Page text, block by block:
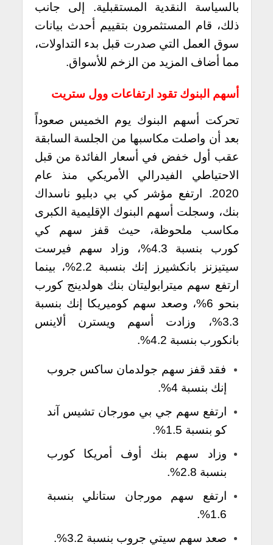
بالسياسة النقدية المستقبلية. إلى جانب
ذلك، قام المستثمرون بتقييم أحدث بيانات
سوق العمل التي صدرت قبل بدء التداولات،
مما أضاف المزيد من الزخم للأسواق.
أسهم البنوك تقود ارتفاعات وول ستريت
تحركت أسهم البنوك يوم الخميس صعوداً
بعد أن واصلت مكاسبها من الجلسة السابقة
عقب أول خفض في أسعار الفائدة من قبل
الاحتياطي الفيدرالي الأمريكي منذ عام
2020.
ارتفع مؤشر كي بي دبليو ناسداك
بنك، وسجلت أسهم البنوك الإقليمية الكبرى
مكاسب ملحوظة، حيث قفز سهم كي
كورب بنسبة 4.3%، وزاد سهم فيرست
سيتيزنز بانكشيرز إنك بنسبة 2.2%، بينما
ارتفع سهم ميترابوليتان بنك هولدينج كورب
بنحو 6%، وصعد سهم كوميريكا إنك بنسبة
3.3%، وزادت أسهم ويسترن ألاينس
بانكورب بنسبة 4.2%.
فقد قفز سهم جولدمان ساكس جروب
إنك بنسبة 4%.
ارتفع سهم جي بي مورجان تشيس آند
كو بنسبة 1.5%.
وزاد سهم بنك أوف أمريكا كورب
بنسبة 2.8%.
ارتفع سهم مورجان ستانلي بنسبة
1.6%.
صعد سهم سيتي جروب بنسبة 3.2%.